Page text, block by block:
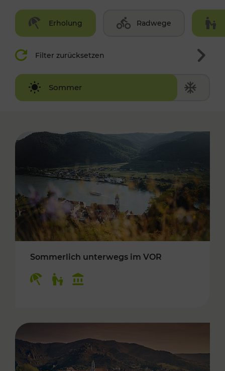
Erholung Radwege
Filter zurücksetzen
Sommer
Winter
Sommerlich unterwegs im VOR